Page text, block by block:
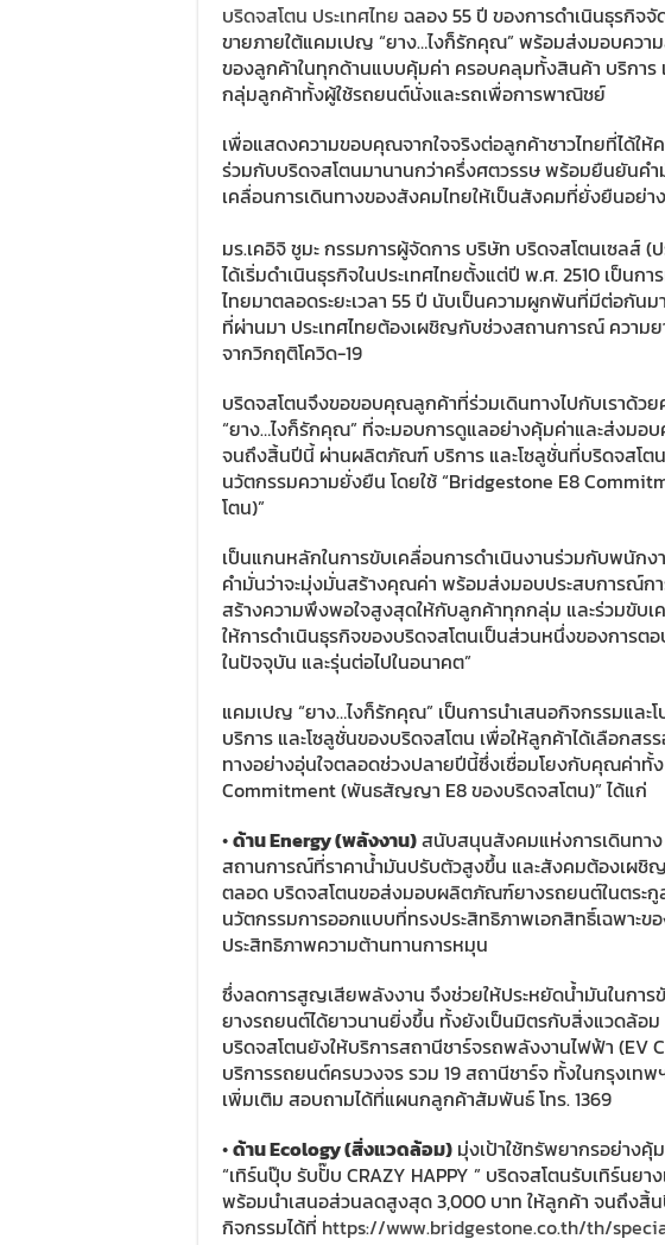
บริดจสโตน ประเทศไทย ฉลอง 55 ปี ของการดำเนินธุรกิจ
ขายภายใต้แคมเปญ “ยาง…ไงก็รักคุณ” พร้อมส่งมอบควา
ของลูกค้าในทุกด้านแบบคุ้มค่า ครอบคลุมทั้งสินค้า บริการ
กลุ่มลูกค้าทั้งผู้ใช้รถยนต์นั่งและรถเพื่อการพาณิชย์
เพื่อแสดงความขอบคุณจากใจจริงต่อลูกค้าชาวไทยที่ได้ให้
ร่วมกับบริดจสโตนมานานกว่าครึ่งศตวรรษ พร้อมยืนยันค
เคลื่อนการเดินทางของสังคมไทยให้เป็นสังคมที่ยั่งยืนอย่า
มร.เคอิจิ ชูมะ กรรมการผู้จัดการ บริษัท บริดจสโตนเซลส์ (
ได้เริ่มดำเนินธุรกิจในประเทศไทยตั้งแต่ปี พ.ศ. 2510 เป็น
ไทยมาตลอดระยะเวลา 55 ปี นับเป็นความผูกพันที่มีต่อกัน
ที่ผ่านมา ประเทศไทยต้องเผชิญกับช่วงสถานการณ์ ความ
จากวิกฤติโควิด-19
บริดจสโตนจึงขอขอบคุณลูกค้าที่ร่วมเดินทางไปกับเราด้ว
“ยาง…ไงก็รักคุณ” ที่จะมอบการดูแลอย่างคุ้มค่าและส่งมอ
จนถึงสิ้นปีนี้ ผ่านผลิตภัณฑ์ บริการ และโซลูชั่นที่บริดจสโต
นวัตกรรมความยั่งยืน โดยใช้ “Bridgestone E8
โตน)”
เป็นแกนหลักในการขับเคลื่อนการดำเนินงานร่วมกับพนัก
คำมั่นว่าจะมุ่งมั่นสร้างคุณค่า พร้อมส่งมอบประสบการณ์ก
สร้างความพึงพอใจสูงสุดให้กับลูกค้าทุกกลุ่ม และร่วมขับ
ให้การดำเนินธุรกิจของบริดจสโตนเป็นส่วนหนึ่งของการ
ในปัจจุบัน และรุ่นต่อไปในอนาคต”
แคมเปญ “ยาง…ไงก็รักคุณ” เป็นการนำเสนอกิจกรรมแล
บริการ และโซลูชั่นของบริดจสโตน เพื่อให้ลูกค้าได้เลือกส
ทางอย่างอุ่นใจตลอดช่วงปลายปีนี้ซึ่งเชื่อมโยงกับคุณค่าทั้
Commitment (พันธสัญญา E8 ของบริดจสโตน)” ได้แก่
•ด้าน Energy (พลังงาน)สนับสนุนสังคมแห่งการเดินทา
สถานการณ์ที่ราคาน้ำมันปรับตัวสูงขึ้น และสังคมต้องเผชิ
ตลอด บริดจสโตนขอส่งมอบผลิตภัณฑ์ยางรถยนต์ในตระกูล
นวัตกรรมการออกแบบที่ทรงประสิทธิภาพเอกสิทธิ์เฉพาะข
ประสิทธิภาพความต้านทานการหมุน
ซึ่งลดการสูญเสียพลังงาน จึงช่วยให้ประหยัดน้ำมันในการ
ยางรถยนต์ได้ยาวนานยิ่งขึ้น ทั้งยังเป็นมิตรกับสิ่งแวดล้อ
บริดจสโตนยังให้บริการสถานีชาร์จรถพลังงานไฟฟ้า
บริการรถยนต์ครบวงจร รวม 19 สถานีชาร์จ ทั้งในกรุงเท
เพิ่มเติม สอบถามได้ที่แผนกลูกค้าสัมพันธ์ โทร. 1369
•ด้าน Ecology (สิ่งแวดล้อม) มุ่งเป้าใช้ทรัพยากรอย่าง
“เทิร์นปุ๊บ รับปั๊บ CRAZY HAPPY ” บริดจสโตนรับเทิร์นย
พร้อมนำเสนอส่วนลดสูงสุด 3,000 บาท ให้ลูกค้า จนถึงสิ้
กิจกรรมได้ที่ https://www.bridgestone.co.th/th/